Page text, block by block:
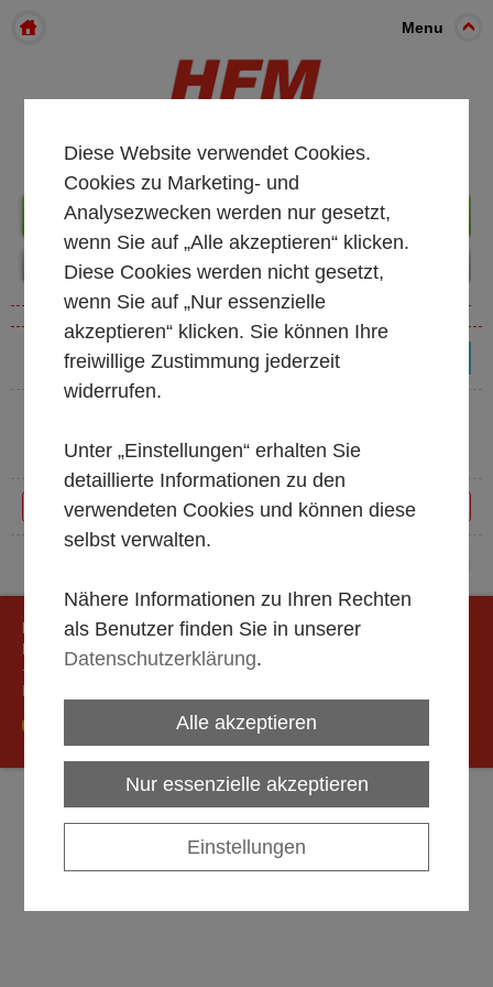
Menu
+49 261 98899933
HFM Zelt- u. Festservice e.K.
Marienfelder Str. 7| 56070
Koblenz
+49 261 98899933
Impressum
powered by HEROLD
Diese Website verwendet Cookies.
Cookies zu Marketing- und
Analysezwecken werden nur gesetzt,
wenn Sie auf „Alle akzeptieren“ klicken.
Diese Cookies werden nicht gesetzt,
wenn Sie auf „Nur essenzielle
akzeptieren“ klicken. Sie können Ihre
freiwillige Zustimmung jederzeit
widerrufen.
Unter „Einstellungen“ erhalten Sie
detaillierte Informationen zu den
verwendeten Cookies und können diese
selbst verwalten.
Nähere Informationen zu Ihren Rechten
als Benutzer finden Sie in unserer
Datenschutzerklärung.
Alle akzeptieren
Nur essenzielle akzeptieren
Einstellungen